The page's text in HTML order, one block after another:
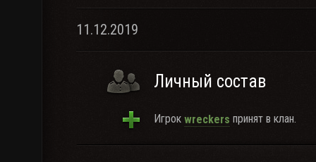
11.12.2019
Личный состав
Игрок wreckers принят в клан.